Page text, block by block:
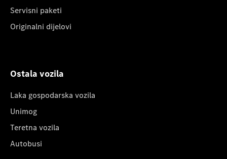
Servisni paketi
Originalni dijelovi
Ostala vozila
Laka gospodarska vozila
Unimog
Teretna vozila
Autobusi